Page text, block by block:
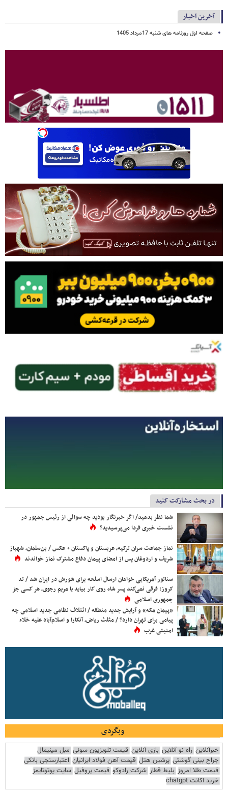
آخرین اخبار
صفحه اول روزنامه های شنبه 17مرداد 1405
در بحث مشارکت کنید
شما نظر بدهید/ اگر خبرنگار بودید چه سوالی از رئیس جمهور در
نشست خبری فردا می‌پرسیدید؟
نماز جماعت سران ترکیه، عربستان و پاکستان + عکس / بن‌سلمان، شهباز
شریف و اردوغان پس از امضای پیمان دفاع مشترک نماز خواندند
سناتور آمریکایی خواهان ارسال اسلحه برای شورش در ایران شد / تد
کروز: فرقی نمی‌کند پسر شاه روی کار بیاید یا مریم رجوی، هر کسی جز
جمهوری اسلامی
«پیمان مکه» و آرایش جدید منطقه / ائتلاف نظامی جدید اسلامی چه
پیامی برای تهران دارد؟ / مثلث ریاض، آنکارا و اسلام‌آباد علیه خلاء
امنیتی غرب
وبگردی
خبرآنلاین راه نو آنلاین بازی آنلاین قیمت تلویزیون سونی مبل مینیمال
جراح بینی گوشتی پرشین هتل قیمت آهن فولاد ایرانیان اعتبارسنجی بانکی
قیمت طلا امروز بلیط قطار شرکت رادوکو قیمت پروفیل سایت یوتوتایمز
خرید اکانت chatgpt